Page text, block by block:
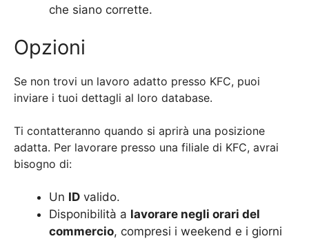
che siano corrette.
Opzioni
Se non trovi un lavoro adatto presso KFC, puoi
inviare i tuoi dettagli al loro database.
Ti contatteranno quando si aprirà una posizione
adatta. Per lavorare presso una filiale di KFC, avrai
bisogno di:
Un ID valido.
Disponibilità a lavorare negli orari del
commercio, compresi i weekend e i giorni